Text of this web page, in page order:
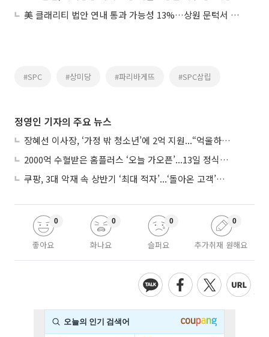
美 클래리티 법안 연내 통과 가능성 13%…상원 문턱서 제동
#SPC #상미당 #파리바게뜨 #SPC삼립
정영인 기자의 주요 뉴스
장혜선 이사장, ‘가정 밖 청소년’에 2억 지원...“억울하고 아파도 단단해지길”
2000억 수혈받은 홈플러스 ‘오늘 가오픈’...13일 정식 개장 시험대
쿠팡, 3대 악재 속 상반기 ‘최대 적자’...‘돌아온 고객’에 수익성 반등 주목
좋아요
0
화나요
0
슬퍼요
0
추가취재 원해요
0